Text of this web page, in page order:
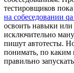
тестировщиков
на собеседовании
освоить навыки
исключительно
пишут автотесты.
понимать, по каким
правильно